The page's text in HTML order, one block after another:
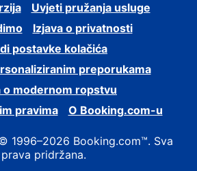
Uvjeti pružanja usluge
Izjava o privatnosti
postavke kolačića
preporukama
o modernom ropstvu
pravima
O Booking.com-u
1996–2026 Booking.com™. Sva
prava pridržana.